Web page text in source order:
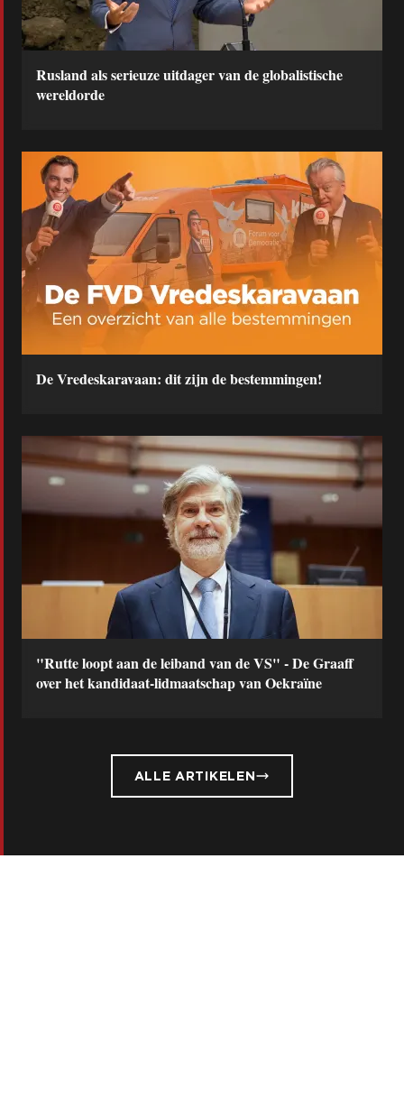
Rusland als serieuze uitdager van de globalistische
wereldorde
De Vredeskaravaan: dit zijn de bestemmingen!
"Rutte loopt aan de leiband van de VS" - De Graaff
over het kandidaat-lidmaatschap van Oekraïne
ALLE ARTIKELEN